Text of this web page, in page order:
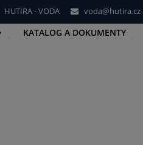
HUTIRA - VODA voda@hutira.cz
KATALOG A DOKUMENTY